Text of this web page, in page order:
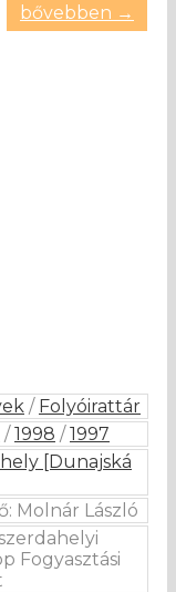
bővebben →
/ Folyóirattár
/1998 /1997
[Dunajská
Molnár László
Fogyasztási